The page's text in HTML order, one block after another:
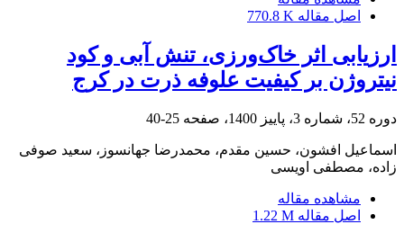
اصل مقاله 770.8 K
ارزیابی اثر خاک‌ورزی، تنش آبی و کود
نیتروژن بر کیفیت علوفه ذرت در کرج
دوره 52، شماره 3، پاییز 1400، صفحه 25-40
اسماعیل افشون، حسین مقدم، محمدرضا جهانسوز، سعید صوفی
زاده، مصطفی اویسی
مشاهده مقاله
اصل مقاله 1.22 M